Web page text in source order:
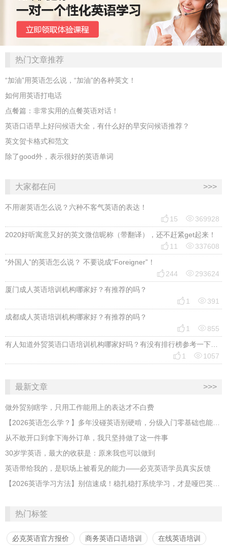
热门文章推荐
“加油”用英语怎么说，“加油”的各种英文！
如何用英语打电话
点餐篇：非常实用的点餐英语对话！
英语口语早上好问候语大全，有什么好的早安问候语推荐？
英文贺卡格式和范文
除了good外，表示很好的英语单词
大家都在问 >>>
不用谢英语怎么说？六种不客气英语的表达！
 15 369928
2020好听寓意又好的英文微信昵称（带翻译），还不赶紧get起来！
 11 337608
“外国人”的英语怎么说？ 不要说成“Foreigner”！
 244 293624
厦门成人英语培训机构哪家好？有推荐的吗？
 1 391
成都成人英语培训机构哪家好？有推荐的吗？
 1 855
有人知道外贸英语口语培训机构哪家好吗？有没有排行榜参考一下？最好说下费用
 1 1057
最新文章 >>>
做外贸别瞎学，只用工作能用上的表达才不白费
【2026英语怎么学？】多年没碰英语别硬啃，分级入门零基础也能跟上
从不敢开口到拿下海外订单，我只坚持做了这一件事
30岁学英语，最大的收获是：原来我也可以做到
英语带给我的，是职场上被看见的能力——必克英语学员真实反馈
【2026英语学习方法】别信速成！稳扎稳打系统学习，才是哑巴英语解药
热门标签
必克英语官方报价 商务英语口语培训 在线英语培训